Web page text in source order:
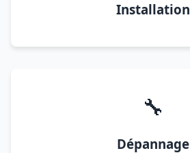
Installation
🔧
Dépannage